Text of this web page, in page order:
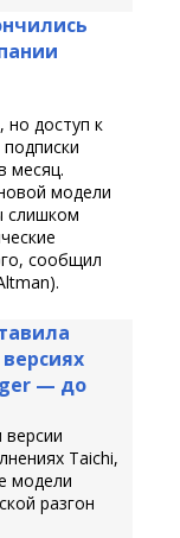
но доступ к
месяц.
модели
слишком
сообщил
версиях
— до
версии
Taichi,
модели
разгон